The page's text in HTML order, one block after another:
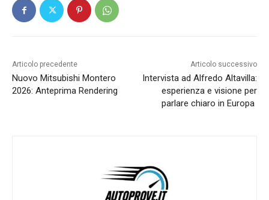
Articolo precedente
Nuovo Mitsubishi Montero
2026: Anteprima Rendering
Articolo successivo
Intervista ad Alfredo Altavilla:
esperienza e visione per
parlare chiaro in Europa